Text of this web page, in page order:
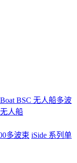
BSC 无人船多波
人船
多波束 iSide 系列单